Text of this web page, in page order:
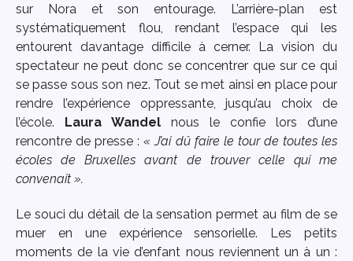
sur Nora et son entourage. L’arrière-plan est
systématiquement flou, rendant l’espace qui les
entourent davantage difficile à cerner. La vision du
spectateur ne peut donc se concentrer que sur ce qui
se passe sous son nez. Tout se met ainsi en place pour
rendre l’expérience oppressante, jusqu’au choix de
l’école. Laura Wandel nous le confie lors d’une
rencontre de presse :« J’ai dû faire le tour de toutes les
écoles de Bruxelles avant de trouver celle qui me
convenait ».
Le souci du détail de la sensation permet au film de se
muer en une expérience sensorielle. Les petits
moments de la vie d’enfant nous reviennent un à un :